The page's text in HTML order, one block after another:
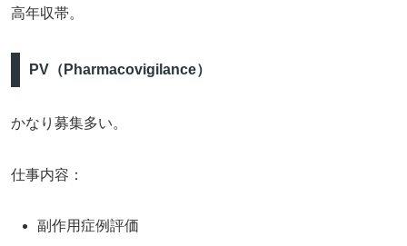
高年収帯。
PV（Pharmacovigilance）
かなり募集多い。
仕事内容：
副作用症例評価